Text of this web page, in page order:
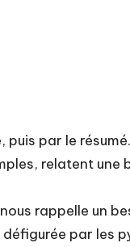
par le résumé.
relatent une
rappelle un
par les